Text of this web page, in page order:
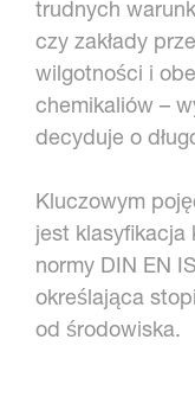
trudnych
czy zakłady
wilgotności i
chemikaliów –
decyduje o
Kluczowym
jest klasyfikacja
normy DIN EN
określająca
od środowiska.